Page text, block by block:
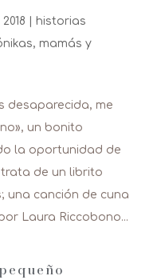
historias
, mamás y
desaparecida, me
un bonito
la oportunidad de
de un librito
una canción de cuna
Laura Riccobono...